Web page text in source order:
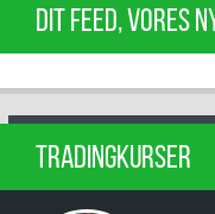
DIT FEED, VORES
TRADINGKURSER